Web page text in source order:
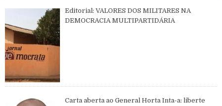
Editorial: VALORES DOS MILITARES NA
DEMOCRACIA MULTIPARTIDÁRIA
Carta aberta ao General Horta Inta-a: liberte